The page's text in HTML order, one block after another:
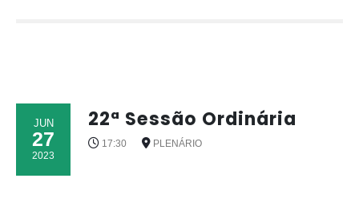
JUN
27
2023
22ª Sessão Ordinária
17:30 PLENÁRIO